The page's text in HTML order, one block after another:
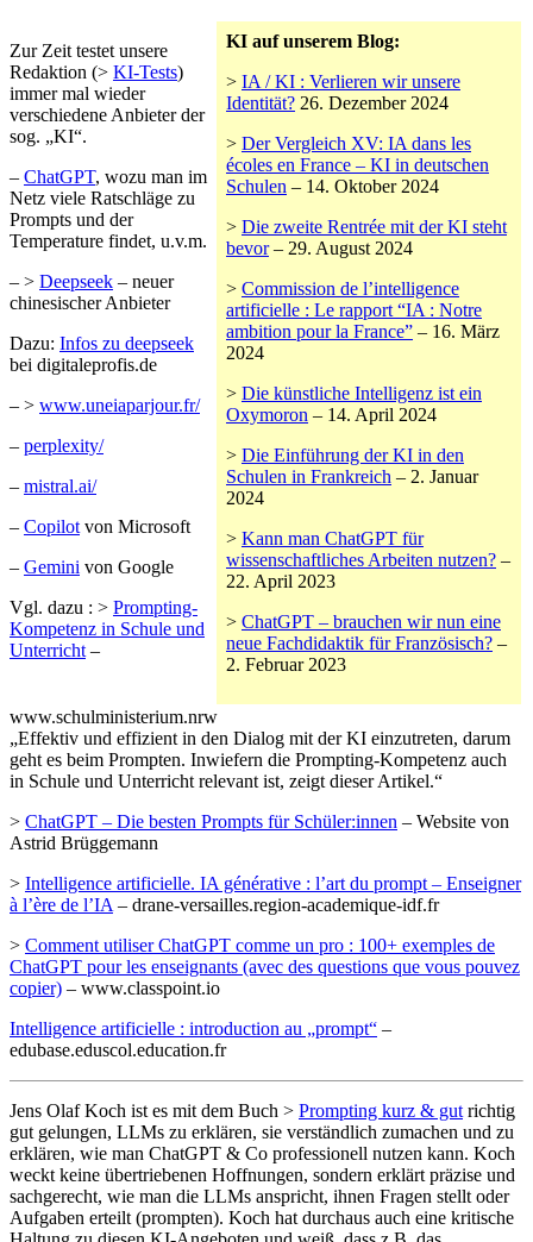
KI auf unserem Blog:
> IA / KI : Verlieren wir unsere
Identität? 26. Dezember 2024
> Der Vergleich XV: IA dans les
écoles en France – KI in deutschen
Schulen – 14. Oktober 2024
> Die zweite Rentrée mit der KI steht
bevor– 29. August 2024
> Commission de l’intelligence
artificielle : Le rapport “IA : Notre
ambition pour la France” – 16. März
2024
> Die künstliche Intelligenz ist ein
Oxymoron – 14. April 2024
> Die Einführung der KI in den
Schulen in Frankreich – 2. Januar
2024
> Kann man ChatGPT für
wissenschaftliches Arbeiten nutzen? –
22. April 2023
> ChatGPT – brauchen wir nun eine
neue Fachdidaktik für Französisch? –
2. Februar 2023
Zur Zeit testet unsere
Redaktion (> KI-Tests)
immer mal wieder
verschiedene Anbieter der
sog. „KI“.
– ChatGPT, wozu man im
Netz viele Ratschläge zu
Prompts und der
Temperature findet, u.v.m.
– > Deepseek – neuer
chinesischer Anbieter
Dazu: Infos zu deepseek
bei digitaleprofis.de
– > www.uneiaparjour.fr/
– perplexity/
– mistral.ai/
– Copilot von Microsoft
– Gemini von Google
Vgl. dazu : > Prompting-
Kompetenz in Schule und
Unterricht –
www.schulministerium.nrw
„Effektiv und effizient in den Dialog mit der KI einzutreten, darum
geht es beim Prompten. Inwiefern die Prompting-Kompetenz auch
in Schule und Unterricht relevant ist, zeigt dieser Artikel.“
> ChatGPT – Die besten Prompts für Schüler:innen – Website von
Astrid Brüggemann
> Intelligence artificielle. IA générative : l’art du prompt – Enseigner
à l’ère de l’IA – drane-versailles.region-academique-idf.fr
> Comment utiliser ChatGPT comme un pro : 100+ exemples de
ChatGPT pour les enseignants (avec des questions que vous pouvez
copier) – www.classpoint.io
Intelligence artificielle : introduction au „prompt“ –
edubase.eduscol.education.fr
Jens Olaf Koch ist es mit dem Buch > Prompting kurz & gut richtig
gut gelungen, LLMs zu erklären, sie verständlich zumachen und zu
erklären, wie man ChatGPT & Co professionell nutzen kann. Koch
weckt keine übertriebenen Hoffnungen, sondern erklärt präzise und
sachgerecht, wie man die LLMs anspricht, ihnen Fragen stellt oder
Aufgaben erteilt (prompten). Koch hat durchaus auch eine kritische